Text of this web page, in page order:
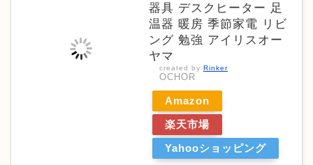
器具 デスクヒーター 足
温器 暖房 季節家電 リビ
ング 勉強 アイリスオー
ヤマ
created by Rinker
OCHOR
Amazon
楽天市場
Yahooショッピング